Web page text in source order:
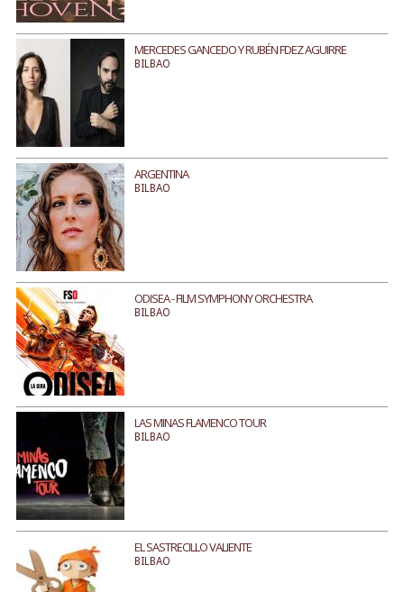
MERCEDES GANCEDO Y RUBÉN FDEZ AGUIRRE
BILBAO
ARGENTINA
BILBAO
ODISEA - FILM SYMPHONY ORCHESTRA
BILBAO
LAS MINAS FLAMENCO TOUR
BILBAO
EL SASTRECILLO VALIENTE
BILBAO